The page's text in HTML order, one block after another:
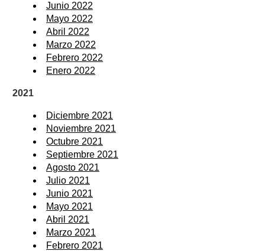
Junio 2022
Mayo 2022
Abril 2022
Marzo 2022
Febrero 2022
Enero 2022
2021
Diciembre 2021
Noviembre 2021
Octubre 2021
Septiembre 2021
Agosto 2021
Julio 2021
Junio 2021
Mayo 2021
Abril 2021
Marzo 2021
Febrero 2021